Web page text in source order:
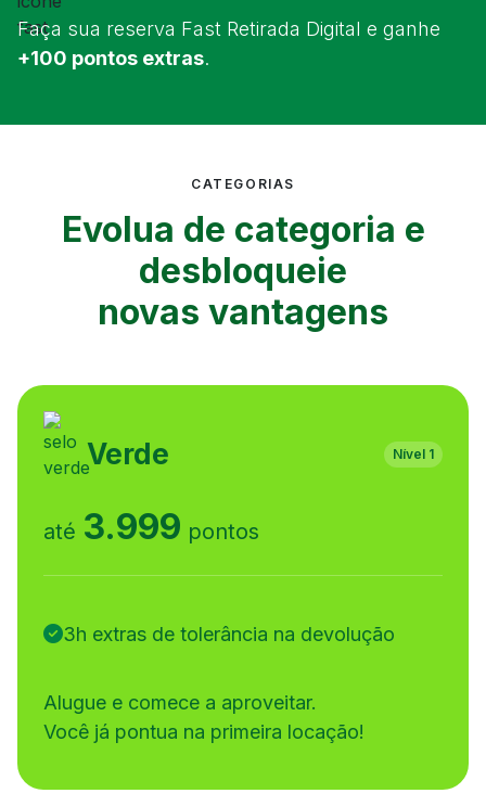
Faça sua reserva Fast Retirada Digital e ganhe
+100 pontos extras.
CATEGORIAS
Evolua de categoria e
desbloqueie
novas vantagens
Verde Nível 1
até 3.999 pontos
3h extras de tolerância na devolução
Alugue e comece a aproveitar.
Você já pontua na primeira locação!